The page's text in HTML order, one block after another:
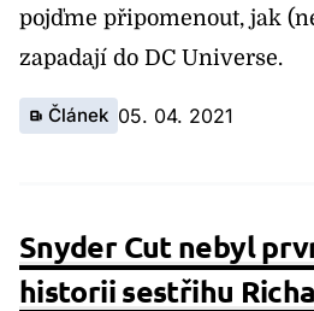
pojďme připomenout, jak
zapadají do DC Universe.
Článek 05. 04. 2021
Snyder Cut nebyl
historii sestřihu